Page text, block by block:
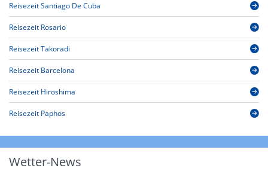
Reisezeit Santiago De Cuba
Reisezeit Rosario
Reisezeit Takoradi
Reisezeit Barcelona
Reisezeit Hiroshima
Reisezeit Paphos
Wetter-News